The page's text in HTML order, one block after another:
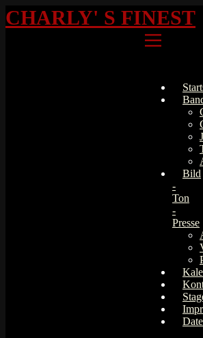
CHARLY' S FINEST
Bild
-
Ton
-
Presse